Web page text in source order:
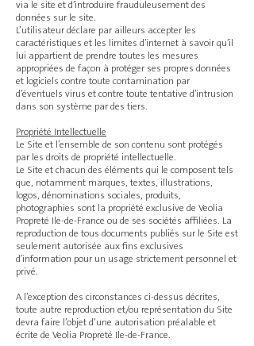
via le site et d’introduire frauduleusement des
données sur le site.
L’utilisateur déclare par ailleurs accepter les
caractéristiques et les limites d’internet à savoir qu’il
lui appartient de prendre toutes les mesures
appropriées de façon à protéger ses propres données
et logiciels contre toute contamination par
d’éventuels virus et contre toute tentative d’intrusion
dans son système par des tiers.
Propriété Intellectuelle
Le Site et l’ensemble de son contenu sont protégés
par les droits de propriété intellectuelle.
Le Site et chacun des éléments qui le composent tels
que, notamment marques, textes, illustrations,
logos, dénominations sociales, produits,
photographies sont la propriété exclusive de Veolia
Propreté Ile-de-France ou de ses sociétés affiliées. La
reproduction de tous documents publiés sur le Site est
seulement autorisée aux fins exclusives
d’information pour un usage strictement personnel et
privé.
A l’exception des circonstances ci-dessus décrites,
toute autre reproduction et/ou représentation du Site
devra faire l’objet d’une autorisation préalable et
écrite de Veolia Propreté Ile-de-France.